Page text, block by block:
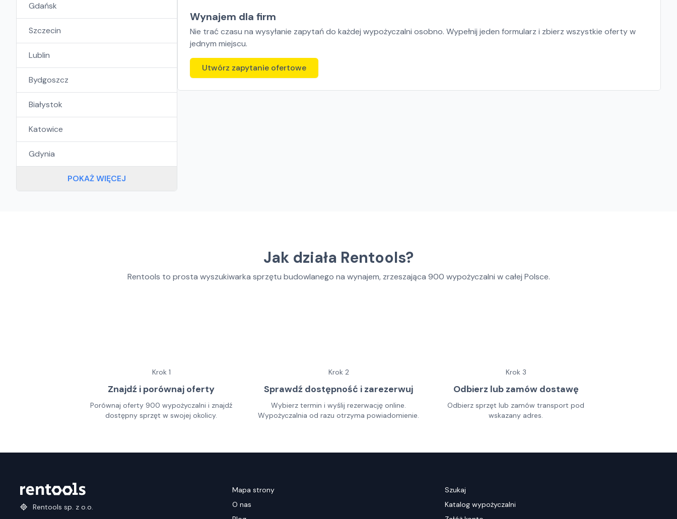
Wynajem dla firm
Nie trać czasu na wysyłanie zapytań do każdej wypożyczalni osobno. Wypełnij jeden formularz i zbierz wszystkie oferty w
jednym miejscu.
Utwórz zapytanie ofertowe
Gdańsk
Szczecin
Lublin
Bydgoszcz
Białystok
Katowice
Gdynia
POKAŻ WIĘCEJ
Jak działa Rentools?
Rentools to prosta wyszukiwarka sprzętu budowlanego na wynajem, zrzeszająca 900 wypożyczalni w całej Polsce.
Krok 1
Znajdź i porównaj oferty
Porównaj oferty 900 wypożyczalni i znajdź
dostępny sprzęt w swojej okolicy.
Krok 2
Sprawdź dostępność i zarezerwuj
Wybierz termin i wyślij rezerwację online.
Wypożyczalnia od razu otrzyma powiadomienie.
Krok 3
Odbierz lub zamów dostawę
Odbierz sprzęt lub zamów transport pod
wskazany adres.
Rentools sp. z o.o.
Mapa strony
O nas
Szukaj
Katalog wypożyczalni